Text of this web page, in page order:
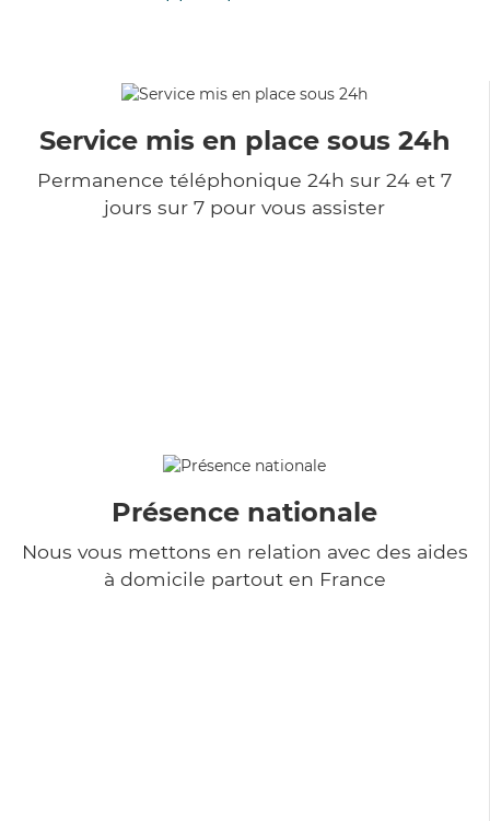
Service mis en place sous 24h
Permanence téléphonique 24h sur 24 et 7
jours sur 7 pour vous assister
Présence nationale
Nous vous mettons en relation avec des aides
à domicile partout en France